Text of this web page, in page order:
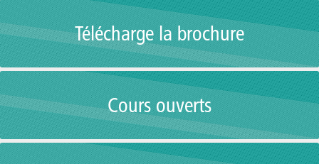
Télécharge la brochure
Cours ouverts